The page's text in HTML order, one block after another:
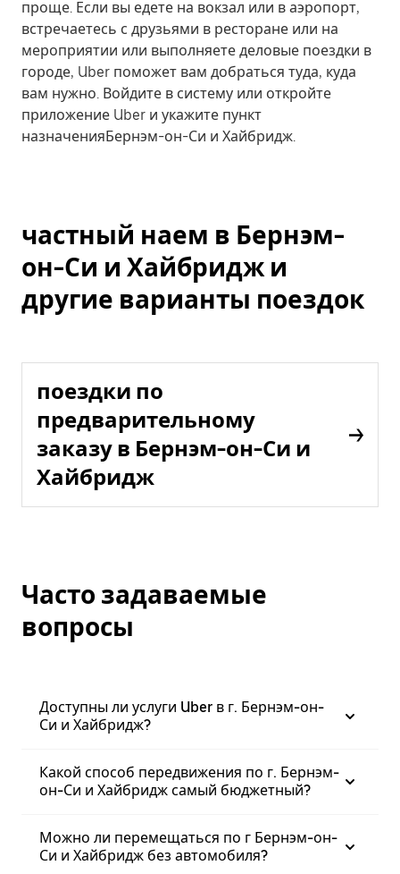
проще. Если вы едете на вокзал или в аэропорт,
встречаетесь с друзьями в ресторане или на
мероприятии или выполняете деловые поездки в
городе, Uber поможет вам добраться туда, куда
вам нужно. Войдите в систему или откройте
приложение Uber и укажите пункт
назначенияБернэм-он-Си и Хайбридж.
частный наем в Бернэм-
он-Си и Хайбридж и
другие варианты поездок
поездки по
предварительному
заказу в Бернэм-он-Си и
Хайбридж
Часто задаваемые
вопросы
Доступны ли услуги Uber в г. Бернэм-он-
Си и Хайбридж?
Какой способ передвижения по г. Бернэм-
он-Си и Хайбридж самый бюджетный?
Можно ли перемещаться по г Бернэм-он-
Си и Хайбридж без автомобиля?